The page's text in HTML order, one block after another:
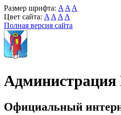
Размер шрифта: A A A
Цвет сайта: A A A A
Полная версия сайта
Администрация
Официальный